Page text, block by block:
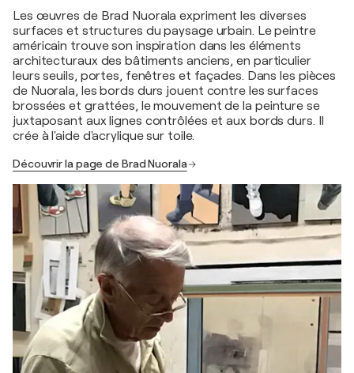
Les œuvres de Brad Nuorala expriment les diverses
surfaces et structures du paysage urbain. Le peintre
américain trouve son inspiration dans les éléments
architecturaux des bâtiments anciens, en particulier
leurs seuils, portes, fenêtres et façades. Dans les pièces
de Nuorala, les bords durs jouent contre les surfaces
brossées et grattées, le mouvement de la peinture se
juxtaposant aux lignes contrôlées et aux bords durs. Il
crée à l'aide d'acrylique sur toile.
Découvrir la page de Brad Nuorala